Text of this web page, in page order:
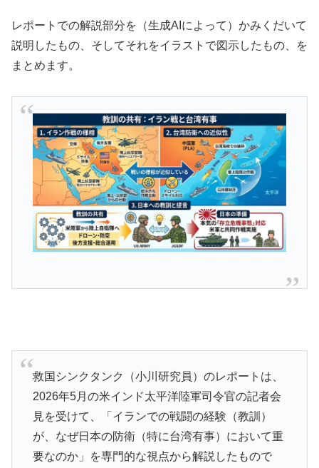
レポートでの解説部分を（生成AIによって）かみくだいて
説明したもの、そしてそれをイラストで図示したもの、を
まとめます。
救国シンクタンク（小川研究員）のレポートは、
2026年5月の米インド太平洋陸軍司令官の記者会
見を受けて、「イランでの戦闘の経験（教訓）
が、なぜ日本の防衛（特に台湾有事）において重
要なのか」を専門的な視点から解説したもので